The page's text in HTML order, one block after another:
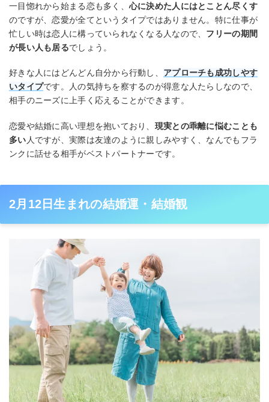
一目惚れから始まる恋も多く、 心に決めた人にはとことん尽くす
のですが、恋愛が全てというタイプではありません。特に仕事が
忙しい時は恋人に構っていられなくなる人なので、 フリーの期間
が長い人も居るでしょう。
好きな人にはどんどん自分から行動し、 アプローチも成功しやす
いタイプです。人の気持ちを察するのが得意な人たらしなので、
相手のニーズに上手く応えることができます。
恋愛や結婚に高い理想を抱いており、 現実との乖離に悩むことも
多い 人ですが、実際は友達のように親しみやすく、なんでもフラ
ンクに話せる相手がベストパートナーです。
2月12日生まれの結婚運・結婚観